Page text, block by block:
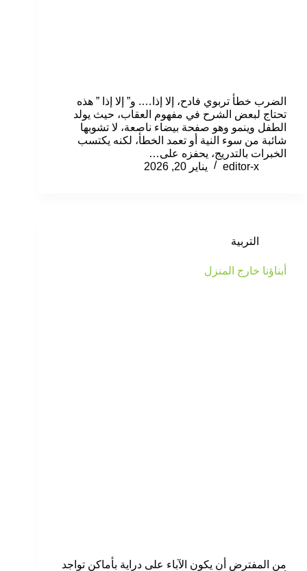
الضرب خطأ تربوي فادح، إلا إذا…. و” إلا إذا ” هذه
تحتاج لبعض الشرح في مفهوم العقاب، حيث يولد
الطفل وينمو وهو صفحة بيضاء ناصعة، لا تشوبها
شائبة من سوء النية أو تعمد الخطأ، لكنه يكتسب
الخبرات بالتدريج، يحفزه على…
editor-x
يناير 20, 2026
التربية
أبناؤنا خارج المنزل
من المفترض أن يكون الآباء على دراية بأماكن تواجد